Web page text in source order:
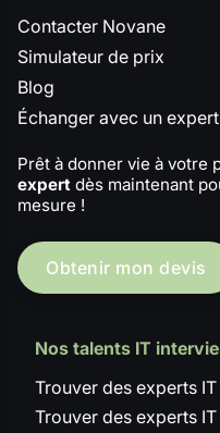
Contacter Novane
Simulateur de prix
Blog
Échanger avec un
Prêt à donner vie à votre
expert dès maintenant
mesure !
Obtenir mon devis
Nos talents IT
Trouver des experts IT
Trouver des experts